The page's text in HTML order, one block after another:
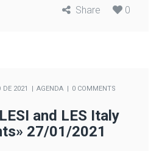
Share 0
DE 2021 AGENDA 0 COMMENTS
and LES Italy
27/01/2021